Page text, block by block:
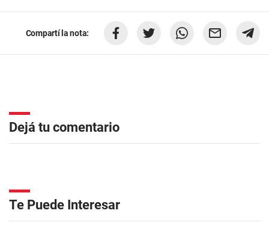
Compartí la nota:
Dejá tu comentario
Te Puede Interesar